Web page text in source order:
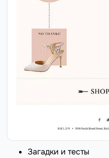
Загадки и тесты